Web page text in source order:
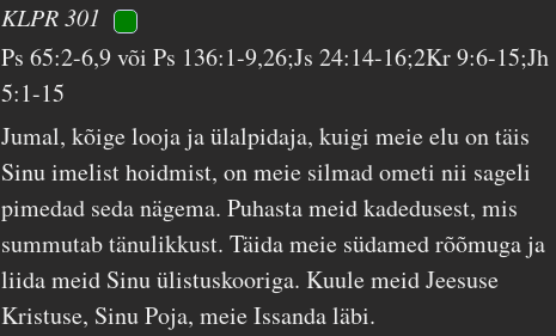
KLPR 301
Ps 65:2-6,9 või Ps 136:1-9,26;Js 24:14-16;2Kr 9:6-15;Jh
5:1-15
Jumal, kõige looja ja ülalpidaja, kuigi meie elu on täis
Sinu imelist hoidmist, on meie silmad ometi nii sageli
pimedad seda nägema. Puhasta meid kadedusest, mis
summutab tänulikkust. Täida meie südamed rõõmuga ja
liida meid Sinu ülistuskooriga. Kuule meid Jeesuse
Kristuse, Sinu Poja, meie Issanda läbi.